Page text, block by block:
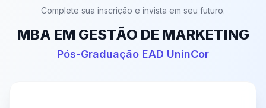
Complete sua inscrição e invista em seu futuro.
MBA EM GESTÃO DE MARKETING
Pós-Graduação EAD UninCor